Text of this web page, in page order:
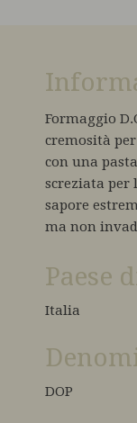
Formaggio
cremosità
con una
screziata per
sapore
ma non
Paese
Italia
DOP